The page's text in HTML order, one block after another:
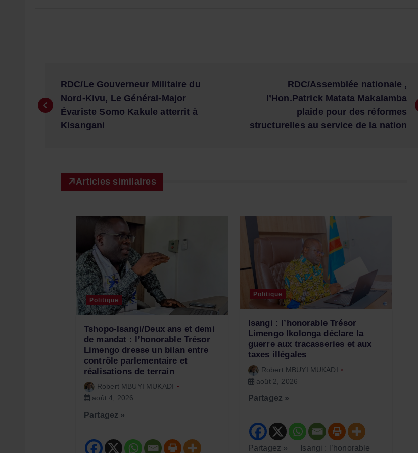
a
RDC/Le Gouverneur Militaire du
Nord-Kivu, Le Général-Major
Évariste Somo Kakule atterrit à
Kisangani
RDC/Assemblée nationale ,
l’Hon.Patrick Matata Makalamba
plaide pour des réformes
structurelles au service de la nation
Articles similaires
Politique
Tshopo-Isangi/Deux ans et demi
de mandat : l’honorable Trésor
Limengo dresse un bilan entre
contrôle parlementaire et
réalisations de terrain
Robert MBUYI MUKADI
août 4, 2026
Partagez »
Politique
Isangi : l’honorable Trésor
Limengo Ikolonga déclare la
guerre aux tracasseries et aux
taxes illégales
Robert MBUYI MUKADI
août 2, 2026
Partagez »
Partagez » Isangi : l’honorable